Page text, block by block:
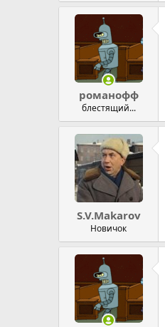
романофф
блестящий...
S.V.Makarov
Новичок